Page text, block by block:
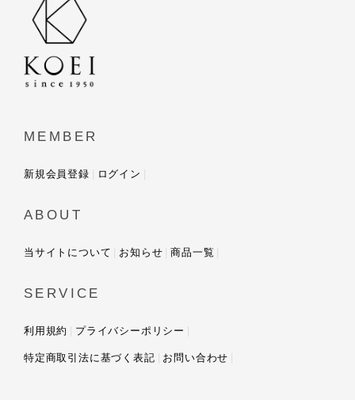
MEMBER
新規会員登録 ログイン
ABOUT
当サイトについて お知らせ 商品一覧
SERVICE
利用規約 プライバシーポリシー
特定商取引法に基づく表記 お問い合わせ